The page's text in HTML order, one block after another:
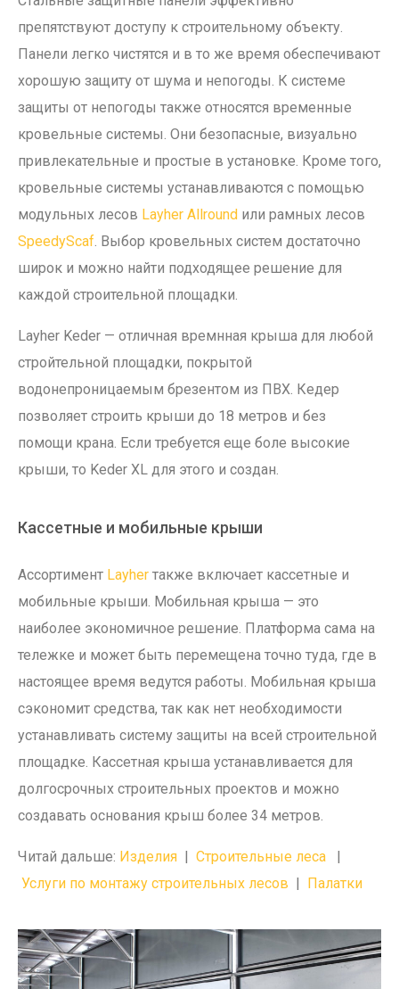
препятствуют доступу к строительному объекту.
Панели легко чистятся и в то же время обеспечивают
хорошую защиту от шума и непогоды. К системе
защиты от непогоды также относятся временные
кровельные системы. Они безопасные, визуально
привлекательные и простые в установке. Кроме того,
кровельные системы устанавливаются с помощью
модульных лесов Layher Allround или рамных лесов
SpeedyScaf. Выбор кровельных систем достаточно
широк и можно найти подходящее решение для
каждой строительной площадки.
Layher Keder — отличная времнная крыша для любой
стройтельной площадки, покрытой
водонепроницаемым брезентом из ПВХ. Кедер
позволяет строить крыши до 18 метров и без
помощи крана. Если требуется еще боле высокие
крыши, то Keder XL для этого и создан.
Кассетные и мобильные крыши
Ассортимент Layher также включает кассетные и
мобильные крыши. Мобильная крыша — это
наиболее экономичное решение. Платформа сама на
тележке и может быть перемещена точно туда, где в
настоящее время ведутся работы. Мобильная крыша
сэкономит средства, так как нет необходимости
устанавливать систему защиты на всей строительной
площадке. Кассетная крыша устанавливается для
долгосрочных строительных проектов и можно
создавать основания крыш более 34 метров.
Читай дальше: Изделия | Строительные леса |
Услуги по монтажу строительных лесов | Палатки